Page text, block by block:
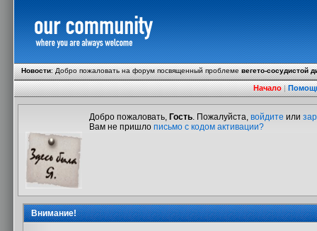
Новости:Добро пожаловать на форум посвященный проблемевегето-сосудистой
Начало|
Добро пожаловать, Гость. Пожалуйста, войдите или
Вам не пришло письмо с кодом активации?
Внимание!